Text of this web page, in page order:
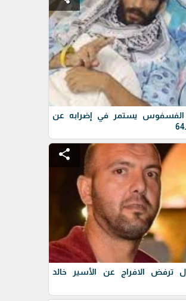
الفسفوس يستمر في إضرابه عن
share
ترفض الافراج عن الأسير خالد